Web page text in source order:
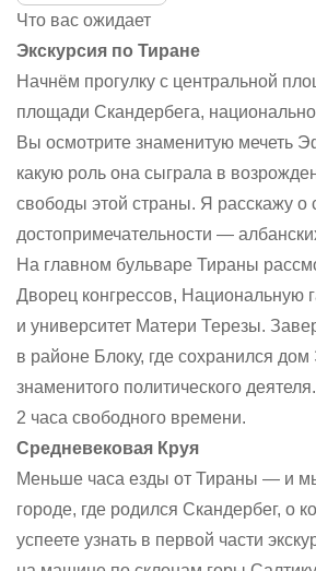
Что вас ожидает
Экскурсия по Тиране
Начнём прогулку с центральной
площади Скандербега,
Вы осмотрите знаменитую мечеть
какую роль она сыграла в
свободы этой страны. Я расскажу о
достопримечательности —
На главном бульваре Тираны
Дворец конгрессов, Национальную
и университет Матери Терезы.
в районе Блоку, где сохранился
знаменитого политического
2 часа свободного времени.
Средневековая Круя
Меньше часа езды от Тираны — и
городе, где родился Скандербег, о
успеете узнать в первой части